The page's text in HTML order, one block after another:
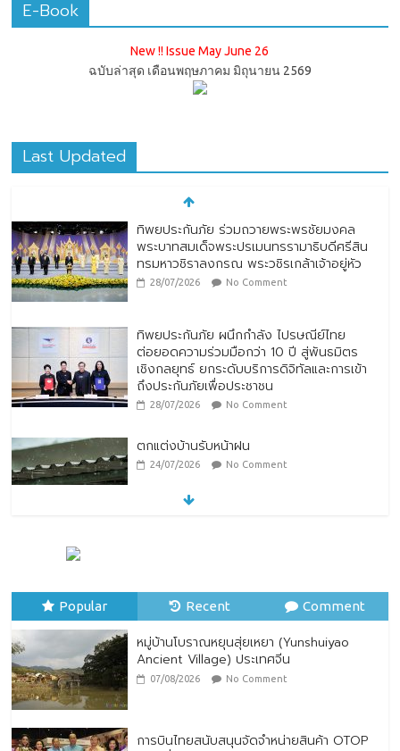
E-Book
New !! Issue May June 26
ฉบับล่าสุด เดือนพฤษภาคม มิถุนายน 2569
Last Updated
ทิพยประกันภัย ร่วมถวายพระพรชัยมงคล
พระบาทสมเด็จพระปรเมนทรรามาธิบดีศรีสิน
ทรมหาวชิราลงกรณ พระวชิรเกล้าเจ้าอยู่หัว
28/07/2026 No Comment
ทิพยประกันภัย ผนึกกำลัง ไปรษณีย์ไทย
ต่อยอดความร่วมมือกว่า 10 ปี สู่พันธมิตร
เชิงกลยุทธ์ ยกระดับบริการดิจิทัลและการเข้า
ถึงประกันภัยเพื่อประชาชน
28/07/2026 No Comment
ตกแต่งบ้านรับหน้าฝน
24/07/2026 No Comment
Popular Recent Comment
หมู่บ้านโบราณหยุนสุ่ยเหยา (Yunshuiyao
Ancient Village) ประเทศจีน
07/08/2026 No Comment
การบินไทยสนับสนุนจัดจำหน่ายสินค้า OTOP